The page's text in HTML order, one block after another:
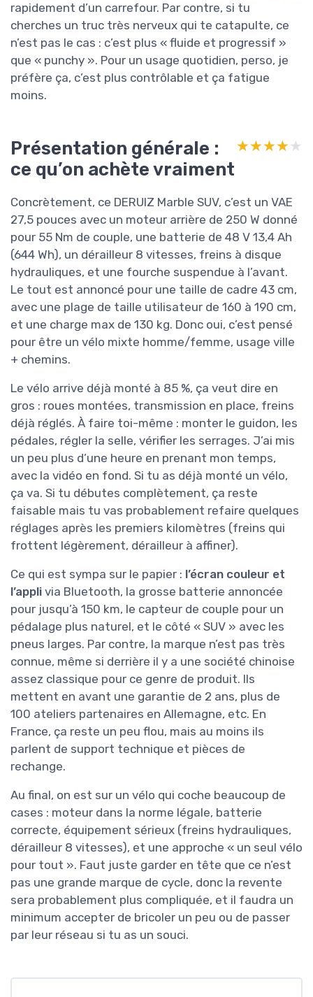
rapidement d’un carrefour. Par contre, si tu
cherches un truc très nerveux qui te catapulte, ce
n’est pas le cas : c’est plus « fluide et progressif »
que « punchy ». Pour un usage quotidien, perso, je
préfère ça, c’est plus contrôlable et ça fatigue
moins.
Présentation générale :
ce qu’on achète vraiment
★★★★★
★★★★★
Concrètement, ce DERUIZ Marble SUV, c’est un VAE
27,5 pouces avec un moteur arrière de 250 W donné
pour 55 Nm de couple, une batterie de 48 V 13,4 Ah
(644 Wh), un dérailleur 8 vitesses, freins à disque
hydrauliques, et une fourche suspendue à l’avant.
Le tout est annoncé pour une taille de cadre 43 cm,
avec une plage de taille utilisateur de 160 à 190 cm,
et une charge max de 130 kg. Donc oui, c’est pensé
pour être un vélo mixte homme/femme, usage ville
+ chemins.
Le vélo arrive déjà monté à 85 %, ça veut dire en
gros : roues montées, transmission en place, freins
déjà réglés. À faire toi-même : monter le guidon, les
pédales, régler la selle, vérifier les serrages. J’ai mis
un peu plus d’une heure en prenant mon temps,
avec la vidéo en fond. Si tu as déjà monté un vélo,
ça va. Si tu débutes complètement, ça reste
faisable mais tu vas probablement refaire quelques
réglages après les premiers kilomètres (freins qui
frottent légèrement, dérailleur à affiner).
Ce qui est sympa sur le papier : l’écran couleur et
l’appli via Bluetooth, la grosse batterie annoncée
pour jusqu’à 150 km, le capteur de couple pour un
pédalage plus naturel, et le côté « SUV » avec les
pneus larges. Par contre, la marque n’est pas très
connue, même si derrière il y a une société chinoise
assez classique pour ce genre de produit. Ils
mettent en avant une garantie de 2 ans, plus de
100 ateliers partenaires en Allemagne, etc. En
France, ça reste un peu flou, mais au moins ils
parlent de support technique et pièces de
rechange.
Au final, on est sur un vélo qui coche beaucoup de
cases : moteur dans la norme légale, batterie
correcte, équipement sérieux (freins hydrauliques,
dérailleur 8 vitesses), et une approche « un seul vélo
pour tout ». Faut juste garder en tête que ce n’est
pas une grande marque de cycle, donc la revente
sera probablement plus compliquée, et il faudra un
minimum accepter de bricoler un peu ou de passer
par leur réseau si tu as un souci.